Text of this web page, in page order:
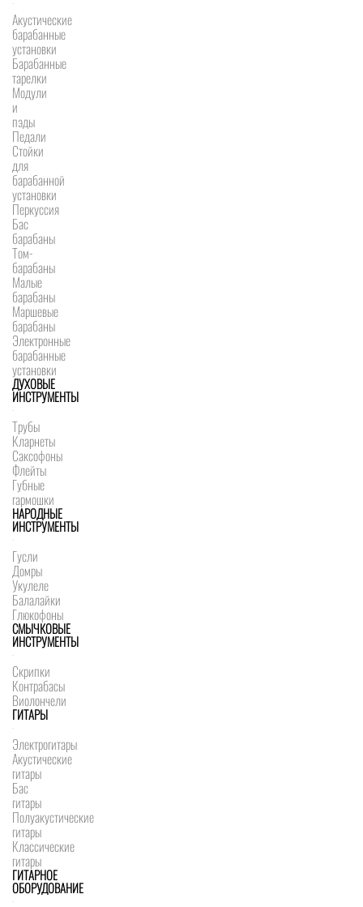
Акустические
барабанные
установки
Барабанные
тарелки
Модули
и
пэды
Педали
Стойки
для
барабанной
установки
Перкуссия
Бас
барабаны
Том-
барабаны
Малые
барабаны
Маршевые
барабаны
Электронные
барабанные
установки
ДУХОВЫЕ
ИНСТРУМЕНТЫ
Трубы
Кларнеты
Саксофоны
Флейты
Губные
гармошки
НАРОДНЫЕ
ИНСТРУМЕНТЫ
Гусли
Домры
Укулеле
Балалайки
Глюкофоны
СМЫЧКОВЫЕ
ИНСТРУМЕНТЫ
Скрипки
Контрабасы
Виолончели
ГИТАРЫ
Электрогитары
Акустические
гитары
Бас
гитары
Полуакустические
гитары
Классические
гитары
ГИТАРНОЕ
ОБОРУДОВАНИЕ